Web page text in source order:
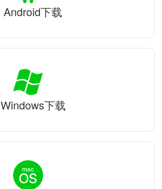
Android下载
Windows下载